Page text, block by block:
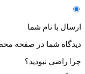
ارسال با نام شما
دیدگاه شما در صفحه
چرا راضی نبودید؟